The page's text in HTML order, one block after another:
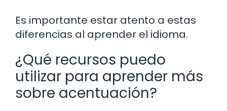
Es importante estar atento a estas
diferencias al aprender el idioma.
¿Qué recursos puedo
utilizar para aprender más
sobre acentuación?